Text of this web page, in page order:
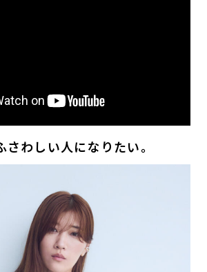
さわしい人になりたい。